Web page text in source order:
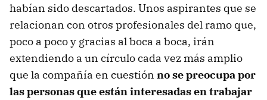
habían sido descartados. Unos aspirantes que se
relacionan con otros profesionales del ramo que,
poco a poco y gracias al boca a boca, irán
extendiendo a un círculo cada vez más amplio
que la compañía en cuestión no se preocupa por
las personas que están interesadas en trabajar